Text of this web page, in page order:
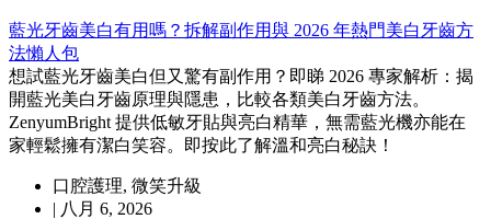
藍光牙齒美白有用嗎？拆解副作用與 2026 年熱門美白牙齒方
法懶人包
想試藍光牙齒美白但又驚有副作用？即睇 2026 專家解析：揭
開藍光美白牙齒原理與隱患，比較各類美白牙齒方法。
ZenyumBright 提供低敏牙貼與亮白精華，無需藍光機亦能在
家輕鬆擁有潔白笑容。即按此了解溫和亮白秘訣！
口腔護理, 微笑升級
| 八月 6, 2026